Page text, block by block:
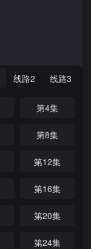
线路2 线路3
第4集
第8集
第12集
第16集
第20集
第24集